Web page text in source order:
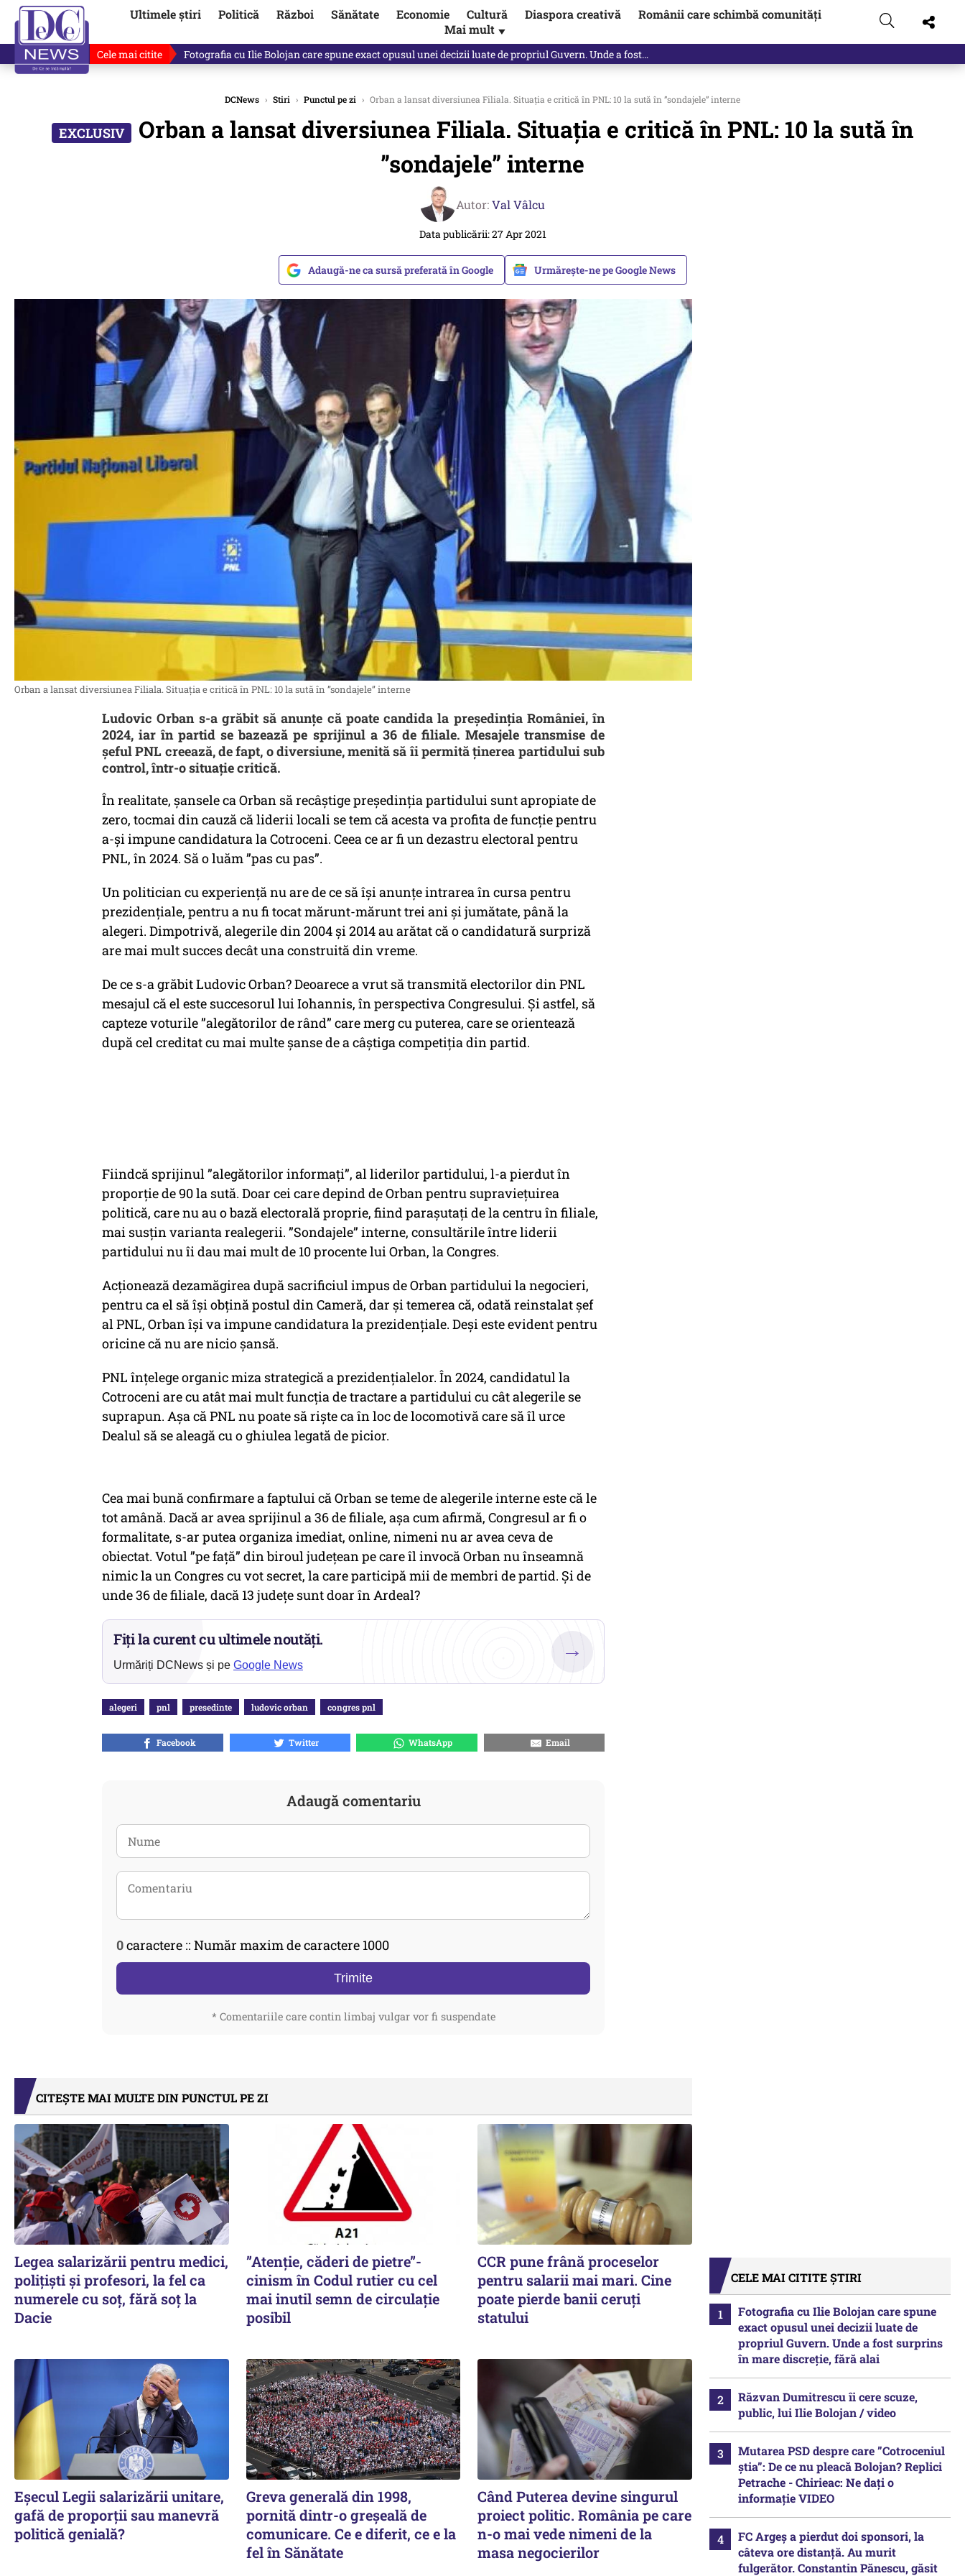
Ultimele știri Politică Război Sănătate Economie Cultură Diaspora creativă
Românii care schimbă comunități
Mai mult ▼
Cele mai citite Răzvan Dumitrescu îi cere scuze, public, lui Ilie Bolojan / video
DCNews › Stiri › Punctul pe zi › Orban a lansat diversiunea Filiala. Situația e critică în PNL: 10 la sută în ”sondajele” interne
Orban a lansat diversiunea Filiala. Situația e critică în PNL: 10 la sută în
”sondajele” interne
Autor:Val Vâlcu
Data publicării: 27 Apr 2021
Adaugă-ne ca sursă preferată în Google Urmărește-ne pe Google News
Orban a lansat diversiunea Filiala. Situația e critică în PNL: 10 la sută în ”sondajele” interne
Ludovic Orban s-a grăbit să anunțe că poate candida la președinția României, în
2024, iar în partid se bazează pe sprijinul a 36 de filiale. Mesajele transmise de
șeful PNL creează, de fapt, o diversiune, menită să îi permită ținerea partidului sub
control, într-o situație critică.
În realitate, șansele ca Orban să recâștige președinția partidului sunt apropiate de
zero, tocmai din cauză că liderii locali se tem că acesta va profita de funcție pentru
a-și impune candidatura la Cotroceni. Ceea ce ar fi un dezastru electoral pentru
PNL, în 2024. Să o luăm ”pas cu pas”.
Un politician cu experiență nu are de ce să își anunțe intrarea în cursa pentru
prezidențiale, pentru a nu fi tocat mărunt-mărunt trei ani și jumătate, până la
alegeri. Dimpotrivă, alegerile din 2004 și 2014 au arătat că o candidatură surpriză
are mai mult succes decât una construită din vreme.
De ce s-a grăbit Ludovic Orban? Deoarece a vrut să transmită electorilor din PNL
mesajul că el este succesorul lui Iohannis, în perspectiva Congresului. Și astfel, să
capteze voturile ”alegătorilor de rând” care merg cu puterea, care se orientează
după cel creditat cu mai multe șanse de a câștiga competiția din partid.
Fiindcă sprijinul ”alegătorilor informați”, al liderilor partidului, l-a pierdut în
proporție de 90 la sută. Doar cei care depind de Orban pentru supraviețuirea
politică, care nu au o bază electorală proprie, fiind parașutați de la centru în filiale,
mai susțin varianta realegerii. ”Sondajele” interne, consultările între liderii
partidului nu îi dau mai mult de 10 procente lui Orban, la Congres.
Acționează dezamăgirea după sacrificiul impus de Orban partidului la negocieri,
pentru ca el să își obțină postul din Cameră, dar și temerea că, odată reinstalat șef
al PNL, Orban își va impune candidatura la prezidențiale. Deși este evident pentru
oricine că nu are nicio șansă.
PNL înțelege organic miza strategică a prezidențialelor. În 2024, candidatul la
Cotroceni are cu atât mai mult funcția de tractare a partidului cu cât alegerile se
suprapun. Așa că PNL nu poate să riște ca în loc de locomotivă care să îl urce
Dealul să se aleagă cu o ghiulea legată de picior.
Cea mai bună confirmare a faptului că Orban se teme de alegerile interne este că le
tot amână. Dacă ar avea sprijinul a 36 de filiale, așa cum afirmă, Congresul ar fi o
formalitate, s-ar putea organiza imediat, online, nimeni nu ar avea ceva de
obiectat. Votul ”pe față” din biroul județean pe care îl invocă Orban nu înseamnă
nimic la un Congres cu vot secret, la care participă mii de membri de partid. Și de
unde 36 de filiale, dacă 13 județe sunt doar în Ardeal?
Fiți la curent cu ultimele noutăți.
Urmăriți DCNews și pe Google News
→
alegeri pnl presedinte ludovic orban congres pnl
Facebook Twitter WhatsApp Email
Adaugă comentariu
0caractere :: Număr maxim de caractere 1000
Trimite
* Comentariile care contin limbaj vulgar vor fi suspendate
CITEȘTE MAI MULTE DIN PUNCTUL PE ZI
Legea salarizării pentru medici,
polițiști și profesori, la fel ca
numerele cu soț, fără soț la
Dacie
”Atenție, căderi de pietre”-
cinism în Codul rutier cu cel
mai inutil semn de circulație
posibil
CCR pune frână proceselor
pentru salarii mai mari. Cine
poate pierde banii ceruți
statului
Eșecul Legii salarizării unitare,
gafă de proporții sau manevră
politică genială?
Greva generală din 1998,
pornită dintr-o greșeală de
comunicare. Ce e diferit, ce e la
fel în Sănătate
Când Puterea devine singurul
proiect politic. România pe care
n-o mai vede nimeni de la
masa negocierilor
CELE MAI CITITE ȘTIRI
Fotografia cu Ilie Bolojan care spune
exact opusul unei decizii luate de
propriul Guvern. Unde a fost surprins
în mare discreție, fără alai
Răzvan Dumitrescu îi cere scuze,
public, lui Ilie Bolojan / video
Mutarea PSD despre care ”Cotroceniul
știa”: De ce nu pleacă Bolojan? Replici
Petrache - Chirieac: Ne dați o
informație VIDEO
FC Argeș a pierdut doi sponsori, la
câteva ore distanță. Au murit
fulgerător. Constantin Pănescu, găsit